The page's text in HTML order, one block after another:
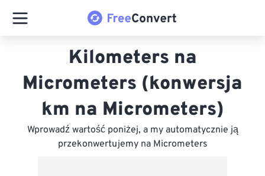
Kilometers na
Micrometers (konwersja
km na Micrometers)
Wprowadź wartość poniżej, a my automatycznie ją
przekonwertujemy na Micrometers